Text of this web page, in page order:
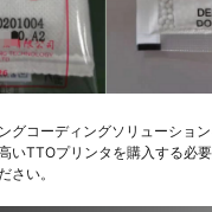
グコーディングソリューショ
いTTOプリンタを購入する必
さい。